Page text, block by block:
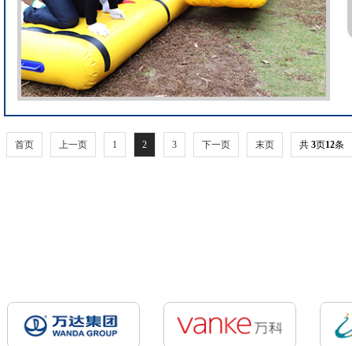
首页 上一页 1 2 3 下一页 末页 共 3页12条